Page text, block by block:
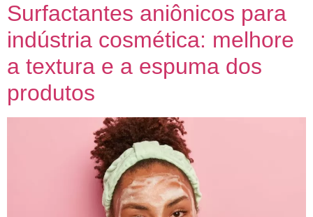
Surfactantes aniônicos para
indústria cosmética: melhore
a textura e a espuma dos
produtos